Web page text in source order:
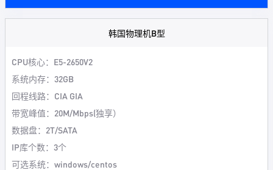
韩国物理机B型
CPU核心：E5-2650V2
系统内存：32GB
回程线路：CIA GIA
带宽峰值：20M/Mbps(独享）
数据盘：2T/SATA
IP库个数：3个
可选系统：windows/centos